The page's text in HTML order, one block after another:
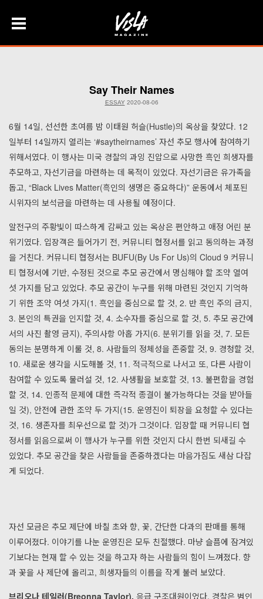
Say Their Names
ESSAY 2020-08-06
6월 14일, 선선한 초여름 밤 이태원 허슬(Hustle)의 옥상을 찾았다. 12
일부터 14일까지 열리는 ‘#saytheirnames’ 자선 추모 행사에 참여하기
위해서였다. 이 행사는 미국 경찰의 과잉 진압으로 사망한 흑인 희생자를
추모하고, 자선기금을 마련하는 데 목적이 있었다. 자선기금은 유가족을
돕고, “Black Lives Matter(흑인의 생명은 중요하다)” 운동에서 체포된
시위자의 보석금을 마련하는 데 사용될 예정이다.
알전구의 주황빛이 따스하게 감싸고 있는 옥상은 편안하고 애정 어린 분
위기였다. 입장객은 들어가기 전, 커뮤니티 협정서를 읽고 동의하는 과정
을 거친다. 커뮤니티 협정서는 BUFU(By Us For Us)의 Cloud 9 커뮤니
티 협정서에 기반, 수정된 것으로 추모 공간에서 명심해야 할 조약 열여
섯 가지를 담고 있었다. 추모 공간이 누구를 위해 마련된 것인지 기억하
기 위한 조약 여섯 가지(1. 흑인을 중심으로 할 것, 2. 반 흑인 주의 금지,
3. 본인의 특권을 인지할 것, 4. 소수자를 중심으로 할 것, 5. 추모 공간에
서의 사진 촬영 금지), 주의사항 아홉 가지(6. 분위기를 읽을 것, 7. 모든
동의는 분명하게 이룰 것, 8. 사람들의 정체성을 존중할 것, 9. 경청할 것,
10. 새로운 생각을 시도해볼 것, 11. 적극적으로 나서고 또, 다른 사람이
참여할 수 있도록 물러설 것, 12. 사생활을 보호할 것, 13. 불편함을 경험
할 것, 14. 인종적 문제에 대한 즉각적 종결이 불가능하다는 것을 받아들
일 것), 안전에 관한 조약 두 가지(15. 운영진이 퇴장을 요청할 수 있다는
것, 16. 생존자를 최우선으로 할 것)가 그것이다. 입장할 때 커뮤니티 협
정서를 읽음으로써 이 행사가 누구를 위한 것인지 다시 한번 되새길 수
있었다. 추모 공간을 찾은 사람들을 존중하겠다는 마음가짐도 새삼 다잡
게 되었다.
자선 모금은 추모 제단에 바칠 초와 향, 꽃, 간단한 다과의 판매를 통해
이루어졌다. 이야기를 나눈 운영진은 모두 친절했다. 마냥 슬픔에 잠겨있
기보다는 현재 할 수 있는 것을 하고자 하는 사람들의 힘이 느껴졌다. 향
과 꽃을 사 제단에 올리고, 희생자들의 이름을 작게 불러 보았다.
브리오나 테일러(Breonna Taylor). 응급 구조대원이었다. 경찰은 범인